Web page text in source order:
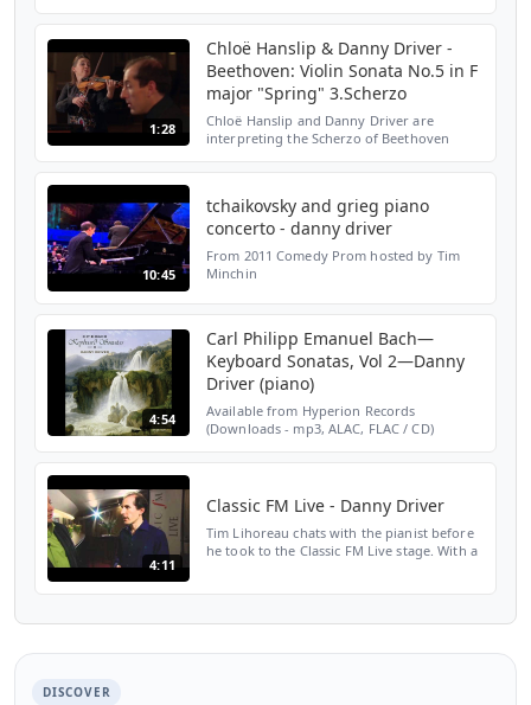
Andrew Jezard Recordin...
1:28
Chloë Hanslip & Danny Driver -
Beethoven: Violin Sonata No.5 in F
major "Spring" 3.Scherzo
Chloë Hanslip and Danny Driver are
interpreting the Scherzo of Beethoven
10:45
tchaikovsky and grieg piano
concerto - danny driver
From 2011 Comedy Prom hosted by Tim
Minchin
4:54
Carl Philipp Emanuel Bach—
Keyboard Sonatas, Vol 2—Danny
Driver (piano)
Available from Hyperion Records
(Downloads - mp3, ALAC, FLAC / CD)
4:11
Classic FM Live - Danny Driver
Tim Lihoreau chats with the pianist before
he took to the Classic FM Live stage. With a
DISCOVER